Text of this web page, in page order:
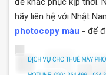
hãy liên hệ với Nhật
photocopy màu - để